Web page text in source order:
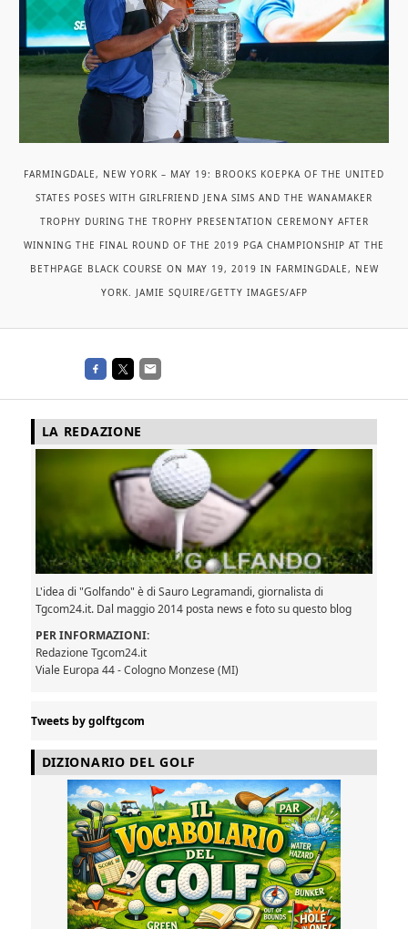
FARMINGDALE, NEW YORK – MAY 19: BROOKS KOEPKA OF THE UNITED
STATES POSES WITH GIRLFRIEND JENA SIMS AND THE WANAMAKER
TROPHY DURING THE TROPHY PRESENTATION CEREMONY AFTER
WINNING THE FINAL ROUND OF THE 2019 PGA CHAMPIONSHIP AT THE
BETHPAGE BLACK COURSE ON MAY 19, 2019 IN FARMINGDALE, NEW
YORK. JAMIE SQUIRE/GETTY IMAGES/AFP
LA REDAZIONE
L'idea di "Golfando" è di Sauro Legramandi, giornalista di
Tgcom24.it. Dal maggio 2014 posta news e foto su questo blog
PER INFORMAZIONI:
Redazione Tgcom24.it
Viale Europa 44 - Cologno Monzese (MI)
Tweets by golftgcom
DIZIONARIO DEL GOLF